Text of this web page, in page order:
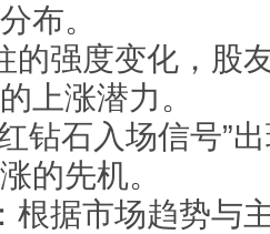
布。
的强度变化，股
上涨潜力。
钻石入场信号”
的先机。
根据市场趋势与